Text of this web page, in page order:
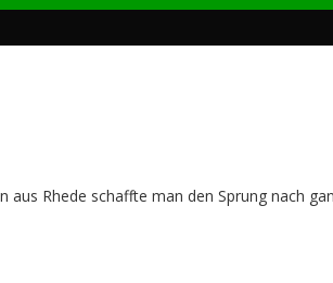
Rhede schaffte man den Sprung nach